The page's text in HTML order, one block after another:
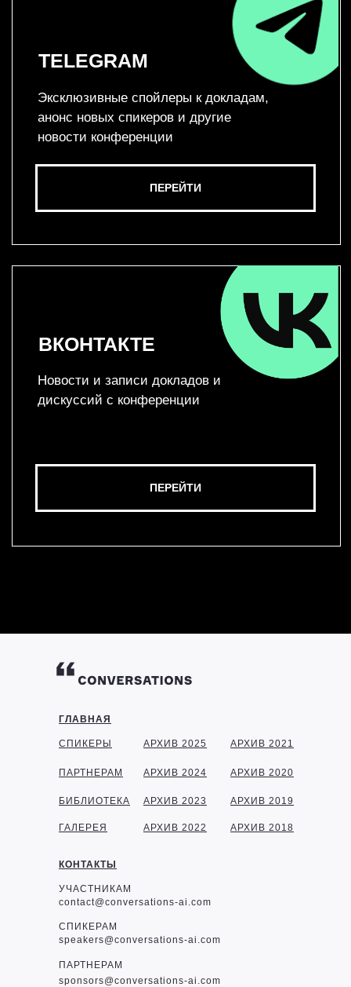
ГЛАВНАЯ
КОНТАКТЫ
СПИКЕРЫ
ПАРТНЕРАМ
БИБЛИОТЕКА
УЧАСТНИКАМ
contact@conversations-ai.com
СПИКЕРАМ
speakers@conversations-ai.com
ПАРТНЕРАМ
sponsors@conversations-ai.com
ГАЛЕРЕЯ
АРХИВ 2025
АРХИВ 2024
АРХИВ 2023
АРХИВ 2022
АРХИВ 2021
АРХИВ 2020
АРХИВ 2019
АРХИВ 2018